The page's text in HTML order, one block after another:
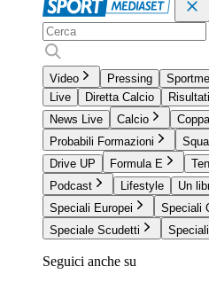
Video Pressing
Live
Diretta Calcio
News Live
Calcio
Probabili Formazioni
Drive UP
Formula E
Podcast
Lifestyle
Un
Speciali Europei
Speciali
Speciale Scudetti
Seguici anche su